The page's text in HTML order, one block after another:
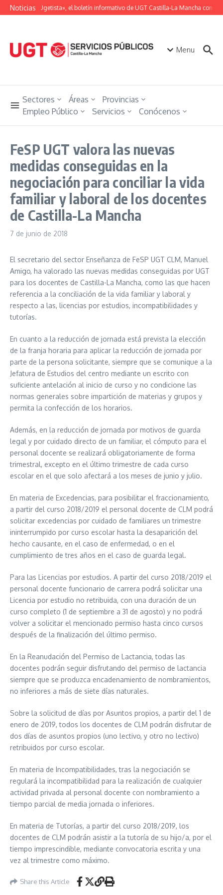
Saltar al contenido
Noticias
«Unión Ugetista», el boletín informativo de UGT Castilla-La Mancha con
Menu
Sectores Áreas
Provincias
Empleo Público
Servicios Conócenos
FeSP UGT valora las nuevas
medidas conseguidas en la
negociación para conciliar la vida
familiar y laboral de los docentes
de Castilla-La Mancha
7 de junio de 2018
El secretario del sector Enseñanza de FeSP UGT CLM, Manuel
Amigo, ha valorado las nuevas medidas conseguidas por UGT
para los docentes de Castilla-La Mancha, como las que hacen
referencia a la conciliación de la vida familiar y laboral y
respecto a las, licencias por estudios, incompatibilidades y
tutorías.
En cuanto a la reducción de jornada está prevista la elección
de la franja horaria para aplicar la reducción de jornada por
parte de la persona solicitante, siempre que se comunique a la
Jefatura de Estudios del centro mediante un escrito con
suficiente antelación al inicio de curso y no condicione las
normas generales sobre impartición de materias y grupos y
permita la confección de los horarios.
Además, en la reducción de jornada por motivos de guarda
legal y por cuidado directo de un familiar, el cómputo para el
personal docente se realizará obligatoriamente de forma
trimestral, excepto en el último trimestre de cada curso
escolar en el que solo afectará a los meses de junio y julio.
En materia de Excedencias, para posibilitar el fraccionamiento,
a partir del curso 2018/2019 el personal docente de CLM podrá
solicitar excedencias por cuidado de familiares un trimestre
ininterrumpido por curso escolar hasta la desaparición del
hecho causante, en el caso de enfermedad, o en el
cumplimiento de tres años en el caso de guarda legal.
Para las Licencias por estudios. A partir del curso 2018/2019 el
personal docente funcionario de carrera podrá solicitar una
Licencia por estudio no retribuida, con una duración de un
curso completo (1 de septiembre a 31 de agosto) y no podrá
volver a solicitar el mencionado permiso hasta cinco cursos
después de la finalización del último permiso.
En la Reanudación del Permiso de Lactancia, todas las
docentes podrán seguir disfrutando del permiso de lactancia
siempre que se produzca encadenamiento de nombramientos,
no inferiores a más de siete días naturales.
Sobre la solicitud de días por Asuntos propios, a partir del 1 de
enero de 2019, todos los docentes de CLM podrán disfrutar de
dos días de asuntos propios (uno lectivo, y otro no lectivo)
retribuidos por curso escolar.
En materia de Incompatibilidades, tras la negociación se
regulará la incompatibilidad para la realización de cualquier
actividad privada al personal docente con nombramiento a
tiempo parcial de media jornada o inferiores.
En materia de Tutorías, a partir del curso 2018/2019, los
docentes de CLM podrán asistir a la tutoría de su hijo/a, por el
tiempo imprescindible, mediante convocatoria escrita y una
vez al trimestre como máximo.
Share this Article